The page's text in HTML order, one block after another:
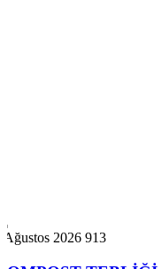
Ağustos 2026 913